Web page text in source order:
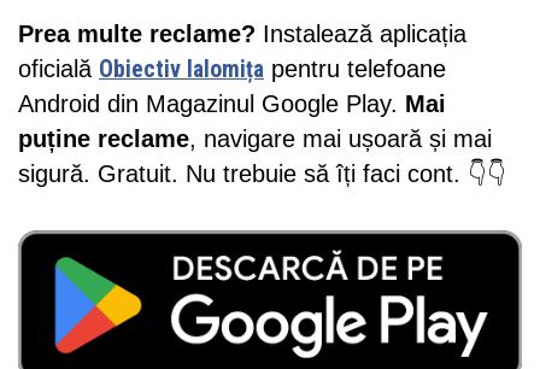
Prea multe reclame? Instalează aplicația
oficială Obiectiv Ialomița pentru telefoane
Android din Magazinul Google Play. Mai
puține reclame, navigare mai ușoară și mai
sigură. Gratuit. Nu trebuie să îți faci cont. 👇👇